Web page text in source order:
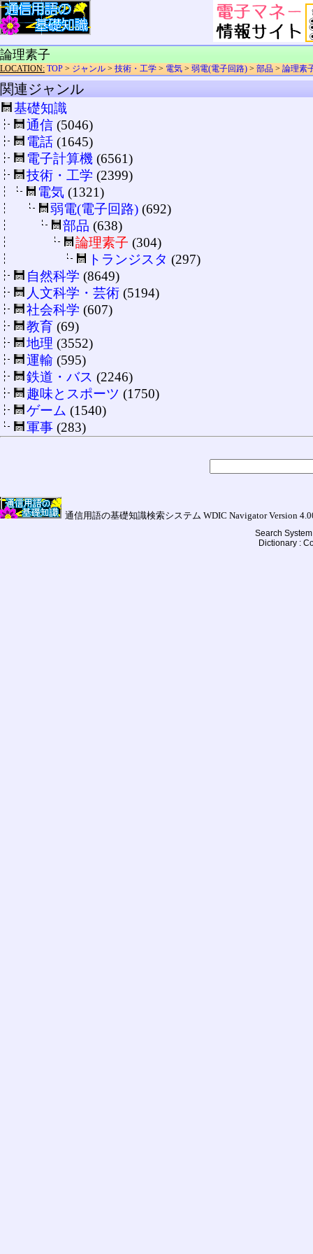
論理素子
LOCATION: TOP > ジャンル > 技術・工学 > 電気 > 弱電(電子回路) > 部品 > 論理素
関連ジャンル
基礎知識
通信 (5046)
電話 (1645)
電子計算機 (6561)
技術・工学 (2399)
電気 (1321)
弱電(電子回路) (692)
部品 (638)
論理素子 (304)
トランジスタ (297)
自然科学 (8649)
人文科学・芸術 (5194)
社会科学 (607)
教育 (69)
地理 (3552)
運輸 (595)
鉄道・バス (2246)
趣味とスポーツ (1750)
ゲーム (1540)
軍事 (283)
通信用語の基礎知識検索システム WDIC Navigator Version
Search
Dictionary :